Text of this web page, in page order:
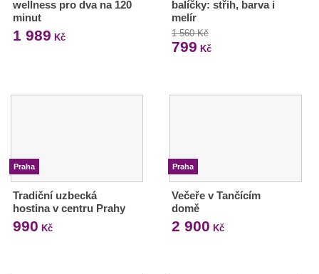
wellness pro dva na 120
minut
1 989 Kč
balíčky: střih, barva i
melír
1 560 Kč
799 Kč
Praha
Tradiční uzbecká
hostina v centru Prahy
990 Kč
Praha
Večeře v Tančícím
domě
2 900 Kč